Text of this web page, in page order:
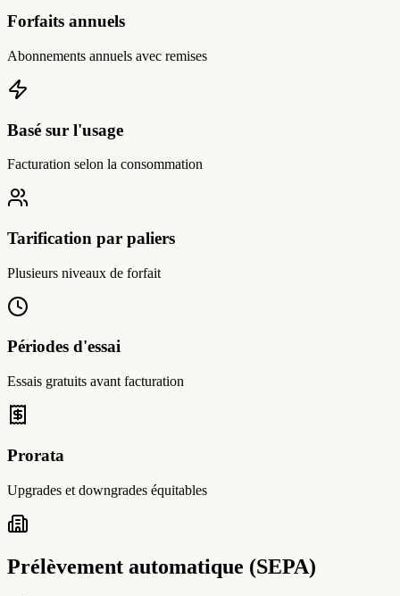
Forfaits annuels
Abonnements annuels avec remises
Basé sur l'usage
Facturation selon la consommation
Tarification par paliers
Plusieurs niveaux de forfait
Périodes d'essai
Essais gratuits avant facturation
Prorata
Upgrades et downgrades équitables
Prélèvement automatique (SEPA)